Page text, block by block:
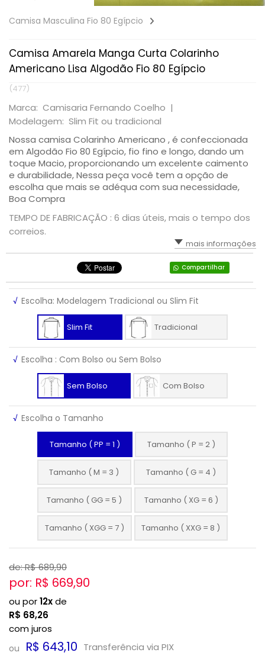
Camisa Masculina Fio 80 Egípcio
Camisa Amarela Manga Curta Colarinho
Americano Lisa Algodão Fio 80 Egípcio
(477)
Marca: Camisaria Fernando Coelho |
Modelagem: Slim Fit ou tradicional
Nossa camisa Colarinho Americano , é confeccionada
em Algodão Fio 80 Egípcio, fio fino e longo, dando um
toque Macio, proporcionando um excelente caimento
e durabilidade, Nessa peça você tem a opção de
escolha que mais se adéqua com sua necessidade,
Boa Compra
TEMPO DE FABRICAÇÃO : 6 dias úteis, mais o tempo dos
correios.
mais informações
Compartilhar
√ Escolha: Modelagem Tradicional ou Slim Fit
Slim Fit Tradicional
√ Escolha : Com Bolso ou Sem Bolso
Sem Bolso Com Bolso
√ Escolha o Tamanho
Tamanho ( PP = 1 ) Tamanho ( P = 2 )
Tamanho ( M = 3 ) Tamanho ( G = 4 )
Tamanho ( GG = 5 ) Tamanho ( XG = 6 )
Tamanho ( XGG = 7 ) Tamanho ( XXG = 8 )
de: R$689,90
por: R$ 669,90
ou por12xde
R$ 68,26
com juros
ou R$ 643,10 Transferência via PIX